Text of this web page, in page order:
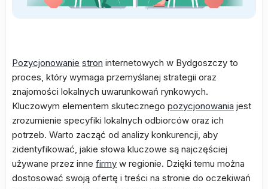
Pozycjonowanie stron internetowych w Bydgoszczy to
proces, który wymaga przemyślanej strategii oraz
znajomości lokalnych uwarunkowań rynkowych.
Kluczowym elementem skutecznego pozycjonowania jest
zrozumienie specyfiki lokalnych odbiorców oraz ich
potrzeb. Warto zacząć od analizy konkurencji, aby
zidentyfikować, jakie słowa kluczowe są najczęściej
używane przez inne firmy w regionie. Dzięki temu można
dostosować swoją ofertę i treści na stronie do oczekiwań